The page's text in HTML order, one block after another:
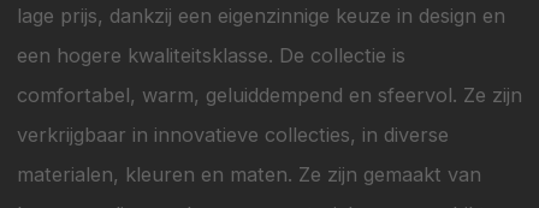
lage prijs, dankzij een eigenzinnige keuze in design en
een hogere kwaliteitsklasse. De collectie is
comfortabel, warm, geluiddempend en sfeervol. Ze zijn
verkrijgbaar in innovatieve collecties, in diverse
materialen, kleuren en maten. Ze zijn gemaakt van